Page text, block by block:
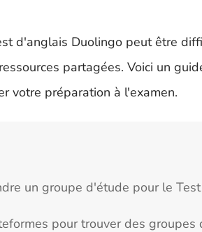
d'anglais Duolingo peut être
partagées. Voici un
votre préparation à l'examen.
un groupe d'étude pour le
pour trouver des